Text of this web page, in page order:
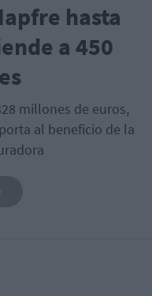
hasta
a 450
millones de euros,
al beneficio de la